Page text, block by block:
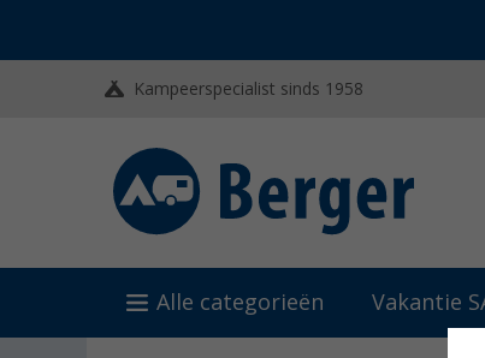
Kampeerspecialist sinds 1958
Alle categorieën Vakantie